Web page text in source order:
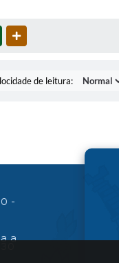
WHATSAPP
de leitura:
-
a